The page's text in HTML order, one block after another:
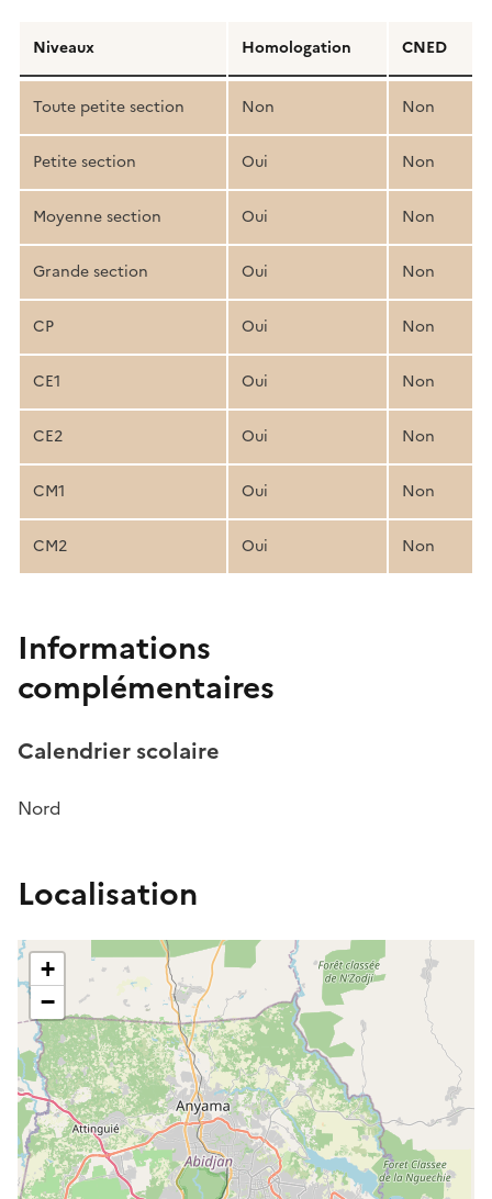
de
la
structure
pédagogique
Niveaux Homologation CNED
Toute petite section Non Non
Petite section Oui Non
Moyenne section Oui Non
Grande section Oui Non
CP Oui Non
CE1 Oui Non
CE2 Oui Non
CM1 Oui Non
CM2 Oui Non
Informations
complémentaires
Calendrier scolaire
Nord
Localisation
+
−